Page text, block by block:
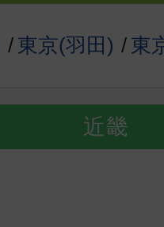
東京(羽田) 東
近畿